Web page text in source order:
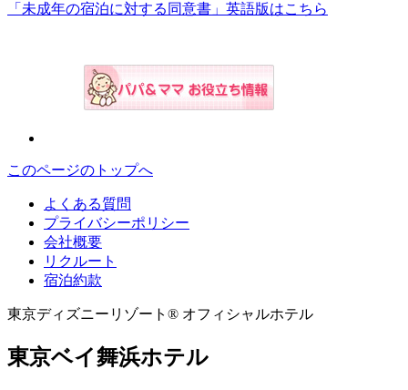
「未成年の宿泊に対する同意書」英語版はこちら
このページのトップへ
よくある質問
プライバシーポリシー
会社概要
リクルート
宿泊約款
東京ディズニーリゾート® オフィシャルホテル
東京ベイ舞浜ホテル